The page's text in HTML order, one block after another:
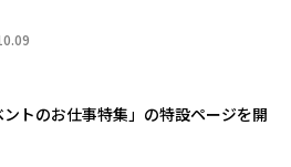
ントのお仕事特集」の特設ページを開